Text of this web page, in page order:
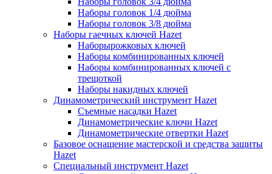
Наборы головок 1/4 дюйма
Наборы головок 3/8 дюйма
Наборы гаечных ключей Hazet
Наборырожковых ключей
Наборы комбинированных ключей
Наборы комбинированных ключей с
трещоткой
Наборы накидных ключей
Динамометрический инструмент Hazet
Съемные насадки Hazet
Динамометрические ключи Hazet
Динамометрические отвертки Hazet
Базовое оснащение мастерской и средства защиты
Hazet
Специальный инструмент Hazet